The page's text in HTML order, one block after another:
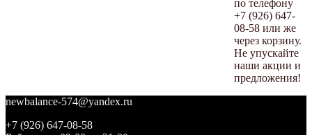
по телефону
+7 (926) 647-
08-58 или же
через корзину.
Не упускайте
наши акции и
предложения!
newbalance-574@yandex.ru
+7 (926) 647-08-58